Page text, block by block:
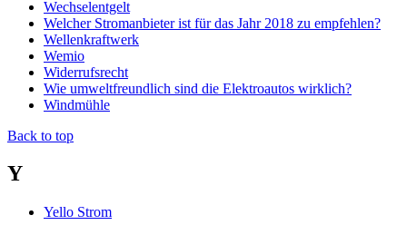
Wechselentgelt
Welcher Stromanbieter ist für das Jahr 2018 zu empfehlen?
Wellenkraftwerk
Wemio
Widerrufsrecht
Wie umweltfreundlich sind die Elektroautos wirklich?
Windmühle
Back to top
Y
Yello Strom